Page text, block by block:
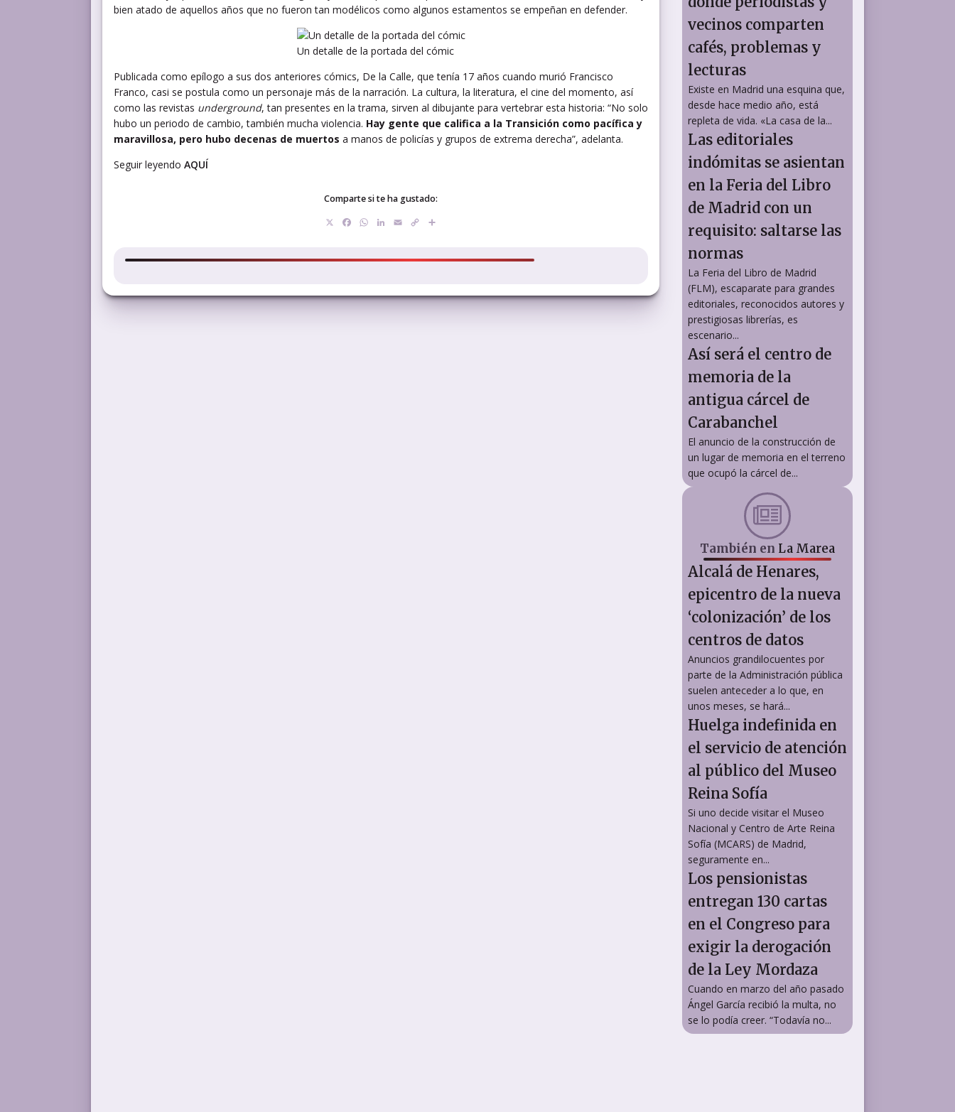
bien atado de aquellos años que no fueron tan modélicos como algunos estamentos se empeñan en defender.
Un detalle de la portada del cómic
Publicada como epílogo a sus dos anteriores cómics, De la Calle, que tenía 17 años cuando murió Francisco
Franco, casi se postula como un personaje más de la narración. La cultura, la literatura, el cine del momento, así
como las revistas underground, tan presentes en la trama, sirven al dibujante para vertebrar esta historia: “No solo
hubo un periodo de cambio, también mucha violencia. Hay gente que califica a la Transición como pacífica y
maravillosa, pero hubo decenas de muertos a manos de policías y grupos de extrema derecha”, adelanta.
Seguir leyendo AQUÍ
Comparte si te ha gustado:
Facebook
WhatsApp
LinkedIn
EmailCopy
vecinos comparten
cafés, problemas y
lecturas
Existe en Madrid una esquina que,
desde hace medio año, está
repleta de vida. «La casa de la...
Las editoriales
indómitas se asientan
en la Feria del Libro
de Madrid con un
requisito: saltarse las
normas
La Feria del Libro de Madrid
(FLM), escaparate para grandes
editoriales, reconocidos autores y
prestigiosas librerías, es
escenario...
Así será el centro de
memoria de la
antigua cárcel de
Carabanchel
El anuncio de la construcción de
un lugar de memoria en el terreno
que ocupó la cárcel de...
También en La Marea
Alcalá de Henares,
epicentro de la nueva
‘colonización’ de los
centros de datos
Anuncios grandilocuentes por
parte de la Administración pública
suelen anteceder a lo que, en
unos meses, se hará...
Huelga indefinida en
el servicio de atención
al público del Museo
Reina Sofía
Si uno decide visitar el Museo
Nacional y Centro de Arte Reina
Sofía (MCARS) de Madrid,
seguramente en...
Los pensionistas
entregan 130 cartas
en el Congreso para
exigir la derogación
de la Ley Mordaza
Cuando en marzo del año pasado
Ángel García recibió la multa, no
se lo podía creer. “Todavía no...